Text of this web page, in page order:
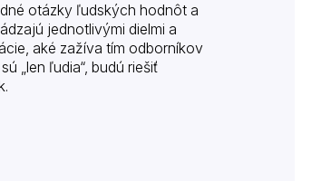
otázky ľudských hodnôt a
jednotlivými dielmi a
aké zažíva tím odborníkov
„len ľudia“, budú riešiť